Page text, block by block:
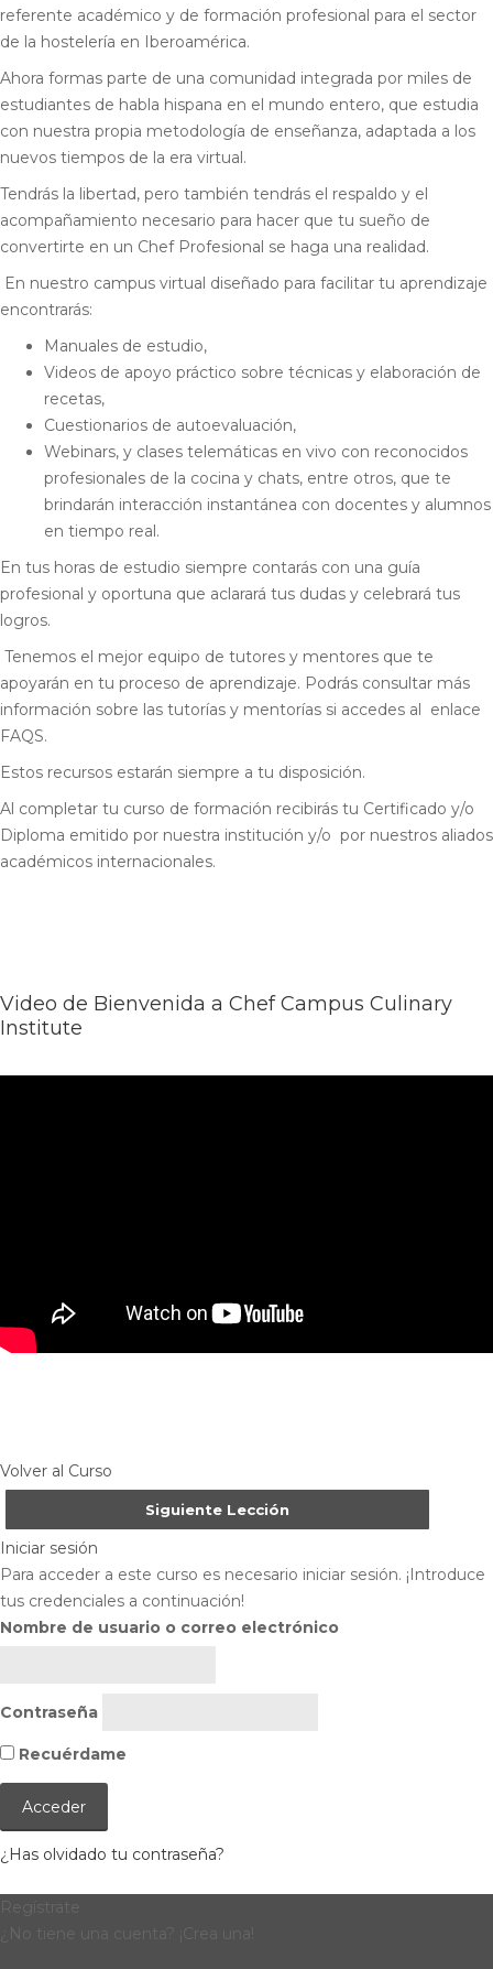
referente académico y de formación profesional para el sector
de la hostelería en Iberoamérica.
Ahora formas parte de una comunidad integrada por miles de
estudiantes de habla hispana en el mundo entero, que estudia
con nuestra propia metodología de enseñanza, adaptada a los
nuevos tiempos de la era virtual.
Tendrás la libertad, pero también tendrás el respaldo y el
acompañamiento necesario para hacer que tu sueño de
convertirte en un Chef Profesional se haga una realidad.
En nuestro campus virtual diseñado para facilitar tu aprendizaje
encontrarás:
Manuales de estudio,
Videos de apoyo práctico sobre técnicas y elaboración de
recetas,
Cuestionarios de autoevaluación,
Webinars, y clases telemáticas en vivo con reconocidos
profesionales de la cocina y chats, entre otros, que te
brindarán interacción instantánea con docentes y alumnos
en tiempo real.
En tus horas de estudio siempre contarás con una guía
profesional y oportuna que aclarará tus dudas y celebrará tus
logros.
Tenemos el mejor equipo de tutores y mentores que te
apoyarán en tu proceso de aprendizaje. Podrás consultar más
información sobre las tutorías y mentorías si accedes al enlace
FAQS.
Estos recursos estarán siempre a tu disposición.
Al completar tu curso de formación recibirás tu Certificado y/o
Diploma emitido por nuestra institución y/o por nuestros aliados
académicos internacionales.
Video de Bienvenida a Chef Campus Culinary
Institute
Volver al Curso
Siguiente Lección
Iniciar sesión
Para acceder a este curso es necesario iniciar sesión. ¡Introduce
tus credenciales a continuación!
Nombre de usuario o correo electrónico
Contraseña
Recuérdame
¿Has olvidado tu contraseña?
Regístrate
¿No tiene una cuenta? ¡Crea una!